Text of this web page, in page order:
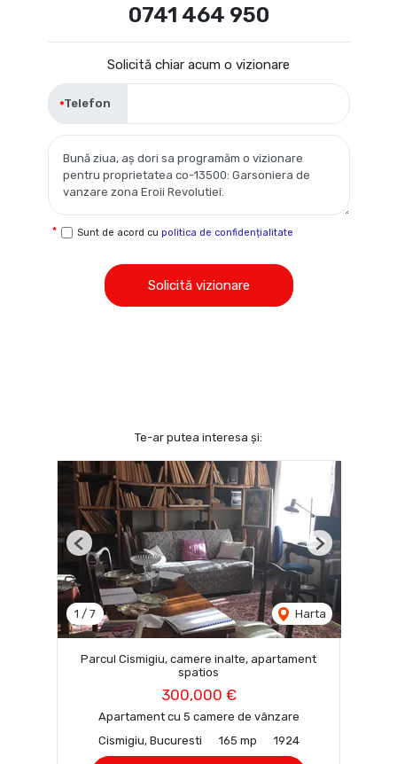
0741 464 950
Solicită chiar acum o vizionare
Telefon
Sunt de acord cu politica de confidențialitate
Solicită vizionare
Te-ar putea interesa și:
1 / 7 Harta
Previous Next
Parcul Cismigiu, camere inalte, apartament
spatios
300,000 €
Apartament cu 5 camere de vânzare
Cismigiu, Bucuresti
165 mp 1924